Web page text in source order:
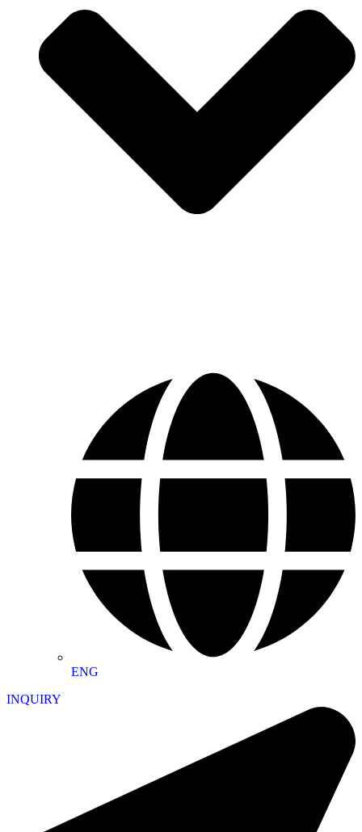
ENG
INQUIRY